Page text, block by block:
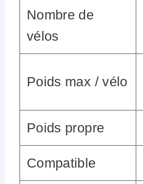
Nombre de
vélos
Poids max / vélo
Poids propre
Compatible